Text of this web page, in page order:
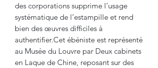
des corporations supprime l’usage
systématique de l’estampille et rend
bien des œuvres difficiles à
authentifier.Cet ébéniste est représenté
au Musée du Louvre par Deux cabinets
en Laque de Chine, reposant sur des